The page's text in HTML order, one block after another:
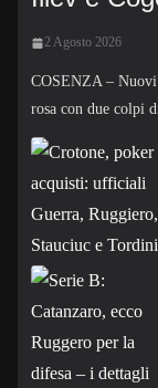
2 Agosto 2026
COSENZA –
rosa con due colpi